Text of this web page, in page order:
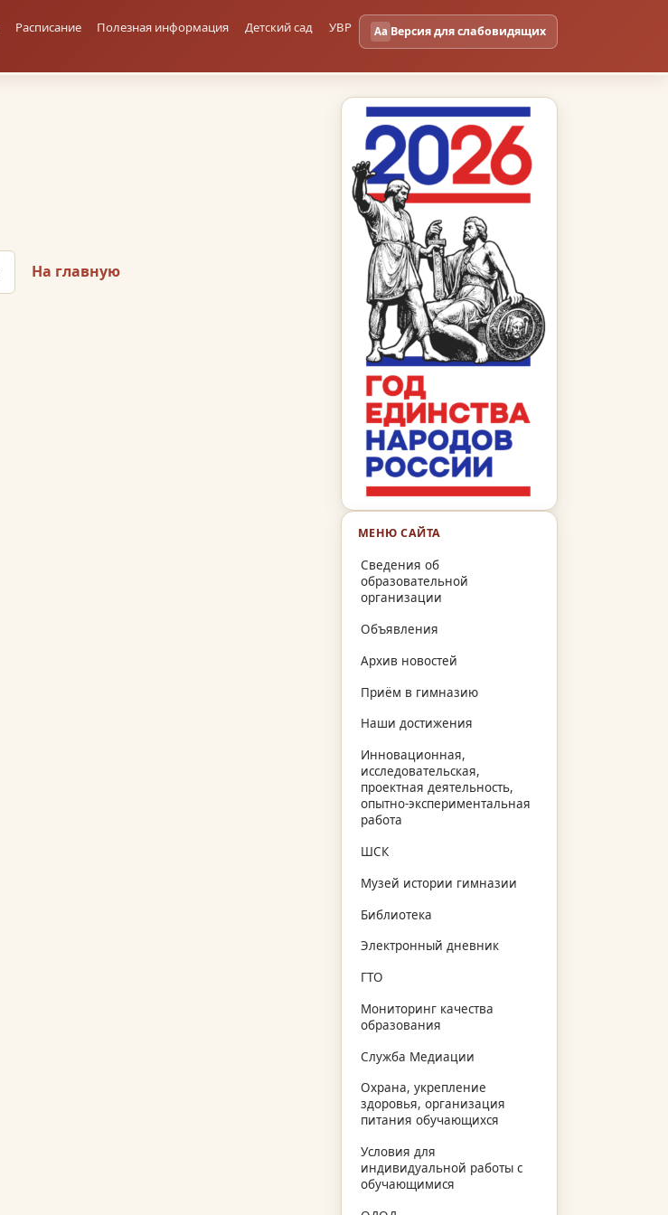
Расписание Полезная информация Детский сад УВР Aa Версия для слабовидящих
На главную
МЕНЮ САЙТА
Сведения об
образовательной
организации
Объявления
Архив новостей
Приём в гимназию
Наши достижения
Инновационная,
исследовательская,
проектная деятельность,
опытно-экспериментальная
работа
ШСК
Музей истории гимназии
Библиотека
Электронный дневник
ГТО
Мониторинг качества
образования
Служба Медиации
Охрана, укрепление
здоровья, организация
питания обучающихся
Условия для
индивидуальной работы с
обучающимися